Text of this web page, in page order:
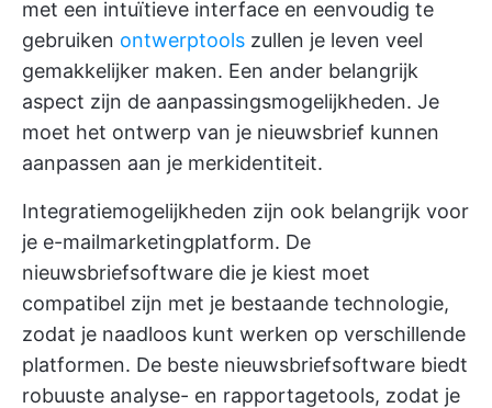
met een intuïtieve interface en eenvoudig te
gebruiken ontwerptools zullen je leven veel
gemakkelijker maken. Een ander belangrijk
aspect zijn de aanpassingsmogelijkheden. Je
moet het ontwerp van je nieuwsbrief kunnen
aanpassen aan je merkidentiteit.
Integratiemogelijkheden zijn ook belangrijk voor
je e-mailmarketingplatform. De
nieuwsbriefsoftware die je kiest moet
compatibel zijn met je bestaande technologie,
zodat je naadloos kunt werken op verschillende
platformen. De beste nieuwsbriefsoftware biedt
robuuste analyse- en rapportagetools, zodat je